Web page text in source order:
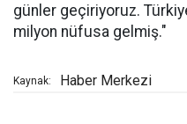
günler geçiriyoruz.
milyon nüfusa gelmiş."
Kaynak: Haber Merkezi